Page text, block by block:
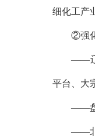
细化工产
②强化
——辽滨
平台、大
——盘锦
——北方